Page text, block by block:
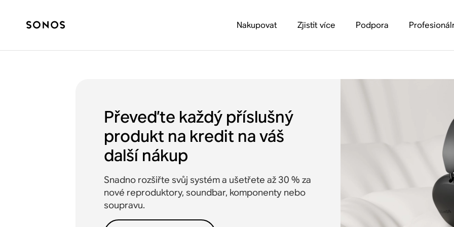
Nakupovat Zjistit více Podpora
Převeďte každý příslušný
produkt na kredit na váš
další nákup
Snadno rozšiřte svůj systém a ušetřete až 30 % za
nové reproduktory, soundbar, komponenty nebo
soupravu.